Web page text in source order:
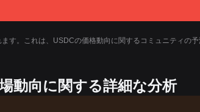
す。これは、USDCの価格動向に関するコミュニティの
動向に関する詳細な分析